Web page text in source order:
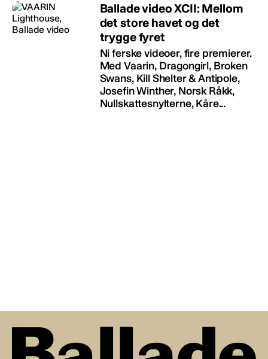
Ballade video XCII: Mellom
det store havet og det
trygge fyret
Ni ferske videoer, fire premierer.
Med Vaarin, Dragongirl, Broken
Swans, Kill Shelter & Antipole,
Josefin Winther, Norsk Råkk,
Nullskattesnylterne, Kåre...